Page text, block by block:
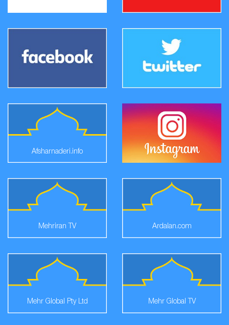
Afsharnaderi.info
Ardalan.com
Mehriran TV
Mehr Global TV
Mehr Global Pty Ltd